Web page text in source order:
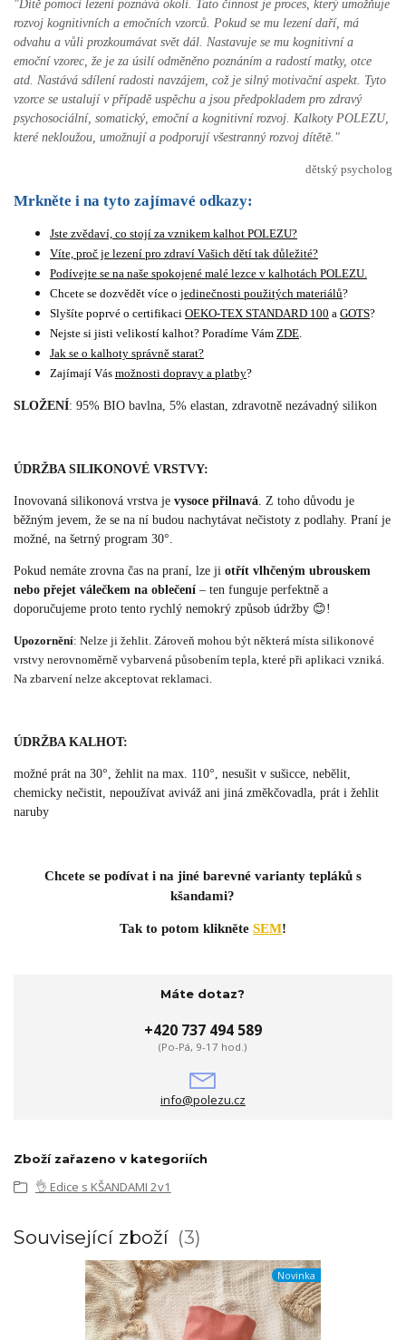
"Dítě pomocí lezení poznává okolí. Tato činnost je proces, který umožňuje
rozvoj kognitivních a emočních vzorců. Pokud se mu lezení daří, má
odvahu a vůli prozkoumávat svět dál. Nastavuje se mu kognitivní a
emoční vzorec, že je za úsilí odměněno poznáním a radostí matky, otce
atd. Nastává sdílení radosti navzájem, což je silný motivační aspekt. Tyto
vzorce se ustalují v případě uspěchu a jsou předpokladem pro zdravý
psychosociální, somatický, emoční a kognitivní rozvoj. Kalkoty POLEZU,
které nekloužou, umožnují a podporují všestranný rozvoj dítětě. "
dětský psycholog
Mrkněte i na tyto zajímavé odkazy:
Jste zvědaví, co stojí za vznikem kalhot POLEZU?
Víte, proč je lezení pro zdraví Vašich dětí tak důležité?
Podívejte se na naše spokojené malé lezce v kalhotách POLEZU.
Chcete se dozvědět více o jedinečnosti použitých materiálů?
Slyšíte poprvé o certifikaci OEKO-TEX STANDARD 100 a GOTS?
Nejste si jisti velikostí kalhot? Poradíme Vám ZDE.
Jak se o kalhoty správně starat?
Zajímají Vás možnosti dopravy a platby?
SLOŽENÍ: 95% BIO bavlna, 5% elastan, zdravotně nezávadný silikon
ÚDRŽBA SILIKONOVÉ VRSTVY:
Inovovaná silikonová vrstva je vysoce přilnavá. Z toho důvodu je
běžným jevem, že se na ní budou nachytávat nečistoty z podlahy. Praní je
možné, na šetrný program 30°.
Pokud nemáte zrovna čas na praní, lze ji otřít vlhčeným ubrouskem
nebo přejet válečkem na oblečení – ten funguje perfektně a
doporučujeme proto tento rychlý nemokrý způsob údržby 😊!
Upozornění: Nelze ji žehlit. Zároveň mohou být některá místa silikonové
vrstvy nerovnoměrně vybarvená působením tepla, které při aplikaci vzniká.
Na zbarvení nelze akceptovat reklamaci.
ÚDRŽBA KALHOT:
možné prát na 30°, žehlit na max. 110°, nesušit v sušicce, nebělit,
chemicky nečistit, nepoužívat aviváž ani jiná změkčovadla, prát i žehlit
naruby
Chcete se podívat i na jiné barevné varianty tepláků s
kšandami?
Tak to potom klikněte SEM!
Máte dotaz?
+420 737 494 589
(Po-Pá, 9-17 hod.)
info@polezu.cz
Zboží zařazeno v kategoriích
👌 Edice s KŠANDAMI 2v1
Související zboží 3
Novinka